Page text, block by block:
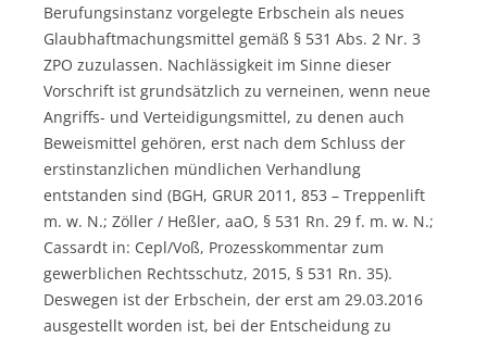
Berufungsinstanz vorgelegte Erbschein als neues
Glaubhaftmachungsmittel gemäß § 531 Abs. 2 Nr. 3
ZPO zuzulassen. Nachlässigkeit im Sinne dieser
Vorschrift ist grundsätzlich zu verneinen, wenn neue
Angriffs- und Verteidigungsmittel, zu denen auch
Beweismittel gehören, erst nach dem Schluss der
erstinstanzlichen mündlichen Verhandlung
entstanden sind (BGH, GRUR 2011, 853 – Treppenlift
m. w. N.; Zöller / Heßler, aaO, § 531 Rn. 29 f. m. w. N.;
Cassardt in: Cepl/Voß, Prozesskommentar zum
gewerblichen Rechtsschutz, 2015, § 531 Rn. 35).
Deswegen ist der Erbschein, der erst am 29.03.2016
ausgestellt worden ist, bei der Entscheidung zu